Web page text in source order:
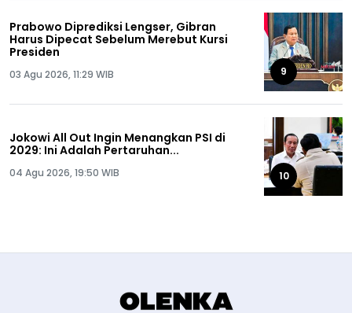
Prabowo Diprediksi Lengser, Gibran
Harus Dipecat Sebelum Merebut Kursi
Presiden
03 Agu 2026, 11:29 WIB 9
Jokowi All Out Ingin Menangkan PSI di
2029: Ini Adalah Pertaruhan...
04 Agu 2026, 19:50 WIB 10